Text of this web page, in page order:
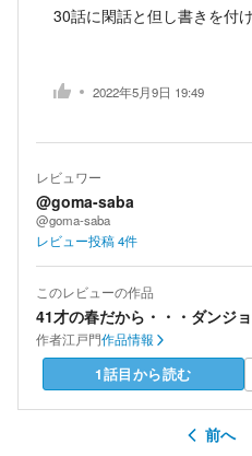
30話に閑話と但し書きを付
2022年5月9日 19:49
レビュワー
@goma-saba
@goma-saba
レビュー投稿4件
このレビューの作品
41才の春だから・・・ダンジ
作者江戸門作品情報
1話目から読む
前へ